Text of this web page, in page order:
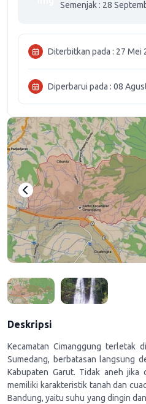
Semenjak : 28
Diterbitkan pada : 27 Mei
Diperbarui pada : 08
Deskripsi
Kecamatan Cimanggung terletak
Sumedang, berbatasan langsung
Kabupaten Garut. Tidak aneh jika
memiliki karakteristik tanah dan
Bandung, yaitu suhu yang dingin